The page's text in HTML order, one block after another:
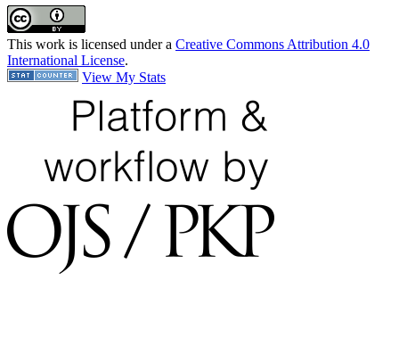
This work is licensed under a Creative Commons Attribution 4.0
International License.
View My Stats